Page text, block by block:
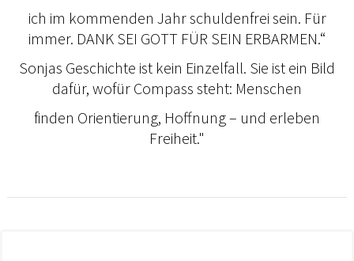
ich im kommenden Jahr schuldenfrei sein. Für
immer. DANK SEI GOTT FÜR SEIN ERBARMEN.“
Sonjas Geschichte ist kein Einzelfall. Sie ist ein Bild
dafür, wofür Compass steht: Menschen
finden Orientierung, Hoffnung – und erleben
Freiheit."